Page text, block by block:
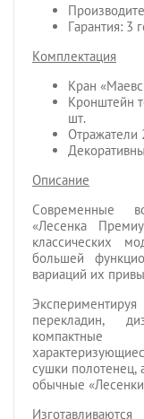
Гарантия: 3
Комплектация
Кран
Кронштейн
шт.
Отражатели
Описание
Современные
«Лесенка
классических
большей
вариаций их
перекладин,
сушки полотенец,
обычные